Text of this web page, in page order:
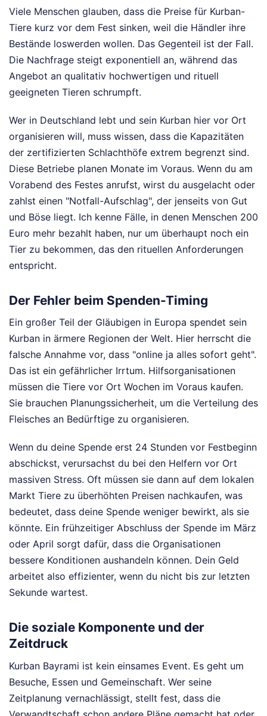
Viele Menschen glauben, dass die Preise für Kurban-
Tiere kurz vor dem Fest sinken, weil die Händler ihre
Bestände loswerden wollen. Das Gegenteil ist der Fall.
Die Nachfrage steigt exponentiell an, während das
Angebot an qualitativ hochwertigen und rituell
geeigneten Tieren schrumpft.
Wer in Deutschland lebt und sein Kurban hier vor Ort
organisieren will, muss wissen, dass die Kapazitäten
der zertifizierten Schlachthöfe extrem begrenzt sind.
Diese Betriebe planen Monate im Voraus. Wenn du am
Vorabend des Festes anrufst, wirst du ausgelacht oder
zahlst einen "Notfall-Aufschlag", der jenseits von Gut
und Böse liegt. Ich kenne Fälle, in denen Menschen 200
Euro mehr bezahlt haben, nur um überhaupt noch ein
Tier zu bekommen, das den rituellen Anforderungen
entspricht.
Der Fehler beim Spenden-Timing
Ein großer Teil der Gläubigen in Europa spendet sein
Kurban in ärmere Regionen der Welt. Hier herrscht die
falsche Annahme vor, dass "online ja alles sofort geht".
Das ist ein gefährlicher Irrtum. Hilfsorganisationen
müssen die Tiere vor Ort Wochen im Voraus kaufen.
Sie brauchen Planungssicherheit, um die Verteilung des
Fleisches an Bedürftige zu organisieren.
Wenn du deine Spende erst 24 Stunden vor Festbeginn
abschickst, verursachst du bei den Helfern vor Ort
massiven Stress. Oft müssen sie dann auf dem lokalen
Markt Tiere zu überhöhten Preisen nachkaufen, was
bedeutet, dass deine Spende weniger bewirkt, als sie
könnte. Ein frühzeitiger Abschluss der Spende im März
oder April sorgt dafür, dass die Organisationen
bessere Konditionen aushandeln können. Dein Geld
arbeitet also effizienter, wenn du nicht bis zur letzten
Sekunde wartest.
Die soziale Komponente und der
Zeitdruck
Kurban Bayrami ist kein einsames Event. Es geht um
Besuche, Essen und Gemeinschaft. Wer seine
Zeitplanung vernachlässigt, stellt fest, dass die